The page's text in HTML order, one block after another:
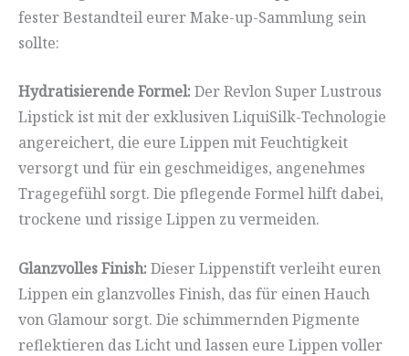
fester Bestandteil eurer Make-up-Sammlung sein
sollte:
Hydratisierende Formel: Der Revlon Super Lustrous
Lipstick ist mit der exklusiven LiquiSilk-Technologie
angereichert, die eure Lippen mit Feuchtigkeit
versorgt und für ein geschmeidiges, angenehmes
Tragegefühl sorgt. Die pflegende Formel hilft dabei,
trockene und rissige Lippen zu vermeiden.
Glanzvolles Finish: Dieser Lippenstift verleiht euren
Lippen ein glanzvolles Finish, das für einen Hauch
von Glamour sorgt. Die schimmernden Pigmente
reflektieren das Licht und lassen eure Lippen voller